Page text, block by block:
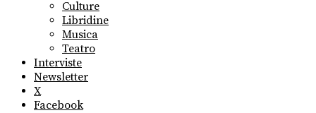
Culture
Libridine
Musica
Teatro
Interviste
Newsletter
X
Facebook